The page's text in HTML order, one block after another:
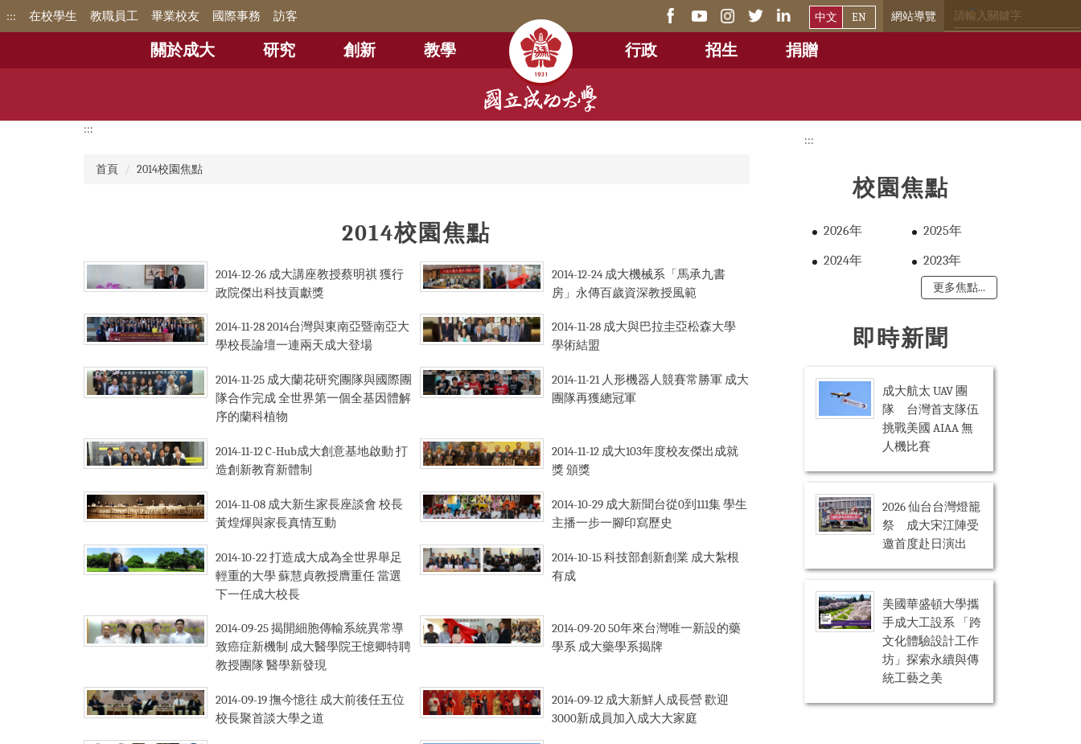
跳
::: 在校學生 教職員工 畢業校友 國際事務 訪客 網站導覽
關於成大 研究 創新 教學 行政 招生 捐贈
中文 EN
:::
首頁 2014校園焦點
2014校園焦點
2014-12-26 成大講座教授蔡明祺 獲行
政院傑出科技貢獻獎
2014-12-24 成大機械系「馬承九書
房」永傳百歲資深教授風範
2014-11-282014台灣與東南亞暨南亞大
學校長論壇一連兩天成大登場
2014-11-28 成大與巴拉圭亞松森大學
學術結盟
2014-11-25 成大蘭花研究團隊與國際團
隊合作完成 全世界第一個全基因體解
序的蘭科植物
2014-11-21 人形機器人競賽常勝軍 成大
團隊再獲總冠軍
2014-11-12C-Hub成大創意基地啟動 打
造創新教育新體制
2014-11-12 成大103年度校友傑出成就
獎 頒獎
2014-11-08 成大新生家長座談會 校長
黃煌煇與家長真情互動
2014-10-29 成大新聞台從0到111集 學生
主播一步一腳印寫歷史
2014-10-22打造成大成為全世界舉足
輕重的大學 蘇慧貞教授膺重任 當選
下一任成大校長
2014-10-15科技部創新創業 成大紮根
有成
2014-09-25揭開細胞傳輸系統異常導
致癌症新機制 成大醫學院王憶卿特聘
教授團隊 醫學新發現
2014-09-2050年來台灣唯一新設的藥
學系 成大藥學系揭牌
2014-09-19撫今憶往 成大前後任五位
校長聚首談大學之道
2014-09-12 成大新鮮人成長營 歡迎
3000新成員加入成大大家庭
:::
校園焦點
2026年 2025年
2024年 2023年
更多焦點...
即時新聞
成大航太 UAV 團
隊 台灣首支隊伍
挑戰美國 AIAA 無
人機比賽
2026 仙台台灣燈籠
祭 成大宋江陣受
邀首度赴日演出
美國華盛頓大學攜
手成大工設系 「跨
文化體驗設計工作
坊」探索永續與傳
統工藝之美